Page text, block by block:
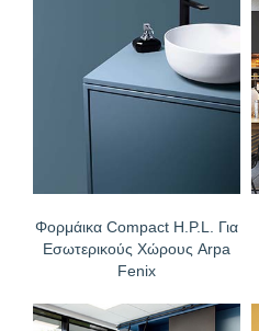
Φορμάικα Compact H.P.L. Για
Εσωτερικούς Χώρους Arpa
Fenix